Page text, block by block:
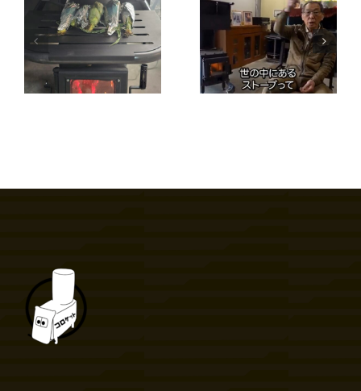
薪ストーブ
利用にあた
ってのお困
りごと
最新の動
画 ～え
っ！生木
～